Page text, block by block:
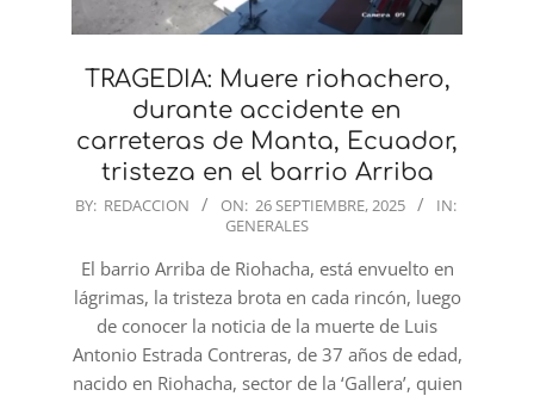
TRAGEDIA: Muere riohachero,
durante accidente en
carreteras de Manta, Ecuador,
tristeza en el barrio Arriba
2025-
26
BY: REDACCION ON: 26 SEPTIEMBRE, 2025
IN:
GENERALES
El barrio Arriba de Riohacha, está envuelto en
lágrimas, la tristeza brota en cada rincón, luego
de conocer la noticia de la muerte de Luis
Antonio Estrada Contreras, de 37 años de edad,
nacido en Riohacha, sector de la ‘Gallera’, quien